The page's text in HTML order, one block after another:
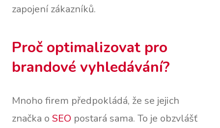
zapojení zákazníků.
Proč optimalizovat pro
brandové vyhledávání?
Mnoho firem předpokládá, že se jejich
značka o SEO postará sama. To je obzvlášť